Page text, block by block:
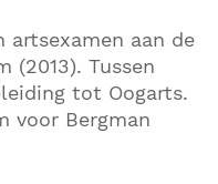
artsexamen aan de
(2013). Tussen
tot Oogarts.
voor Bergman